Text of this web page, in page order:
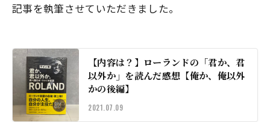
記事を執筆させていただきました。
【内容は？】ローランドの「君か、君
以外か」を読んだ感想【俺か、俺以外
かの後編】
2021.07.09